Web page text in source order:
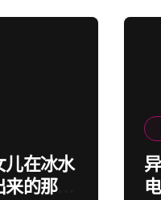
儿在冰水
的那一